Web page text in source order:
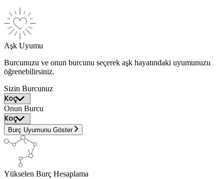
Aşk Uyumu
Burcunuzu ve onun burcunu seçerek aşk hayatındaki uyumunuzu
öğrenebilirsiniz.
Sizin Burcunuz
Onun Burcu
Burç Uyumunu Göster
Yükselen Burç Hesaplama